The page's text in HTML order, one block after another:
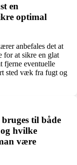
en
optimal
anbefales det at
for at sikre en glat
fjerne eventuelle
sted væk fra fugt og
til både
hvilke
være